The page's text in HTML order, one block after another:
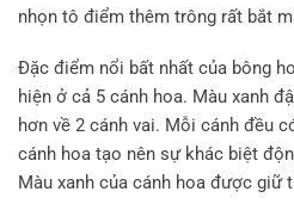
nhọn tô điểm thêm trông rất bắt
Đặc điểm nổi bất nhất của bông
hiện ở cả 5 cánh hoa. Màu xanh
hơn về 2 cánh vai. Mỗi cánh đều
cánh hoa tạo nên sự khác biệt
Màu xanh của cánh hoa được giữ